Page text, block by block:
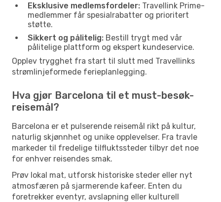
Eksklusive medlemsfordeler: Travellink Prime-
medlemmer får spesialrabatter og prioritert
støtte.
Sikkert og pålitelig: Bestill trygt med vår
pålitelige plattform og ekspert kundeservice.
Opplev trygghet fra start til slutt med Travellinks
strømlinjeformede ferieplanlegging.
Hva gjør Barcelona til et must-besøk-
reisemål?
Barcelona er et pulserende reisemål rikt på kultur,
naturlig skjønnhet og unike opplevelser. Fra travle
markeder til fredelige tilfluktssteder tilbyr det noe
for enhver reisendes smak.
Prøv lokal mat, utforsk historiske steder eller nyt
atmosfæren på sjarmerende kafeer. Enten du
foretrekker eventyr, avslapning eller kulturell